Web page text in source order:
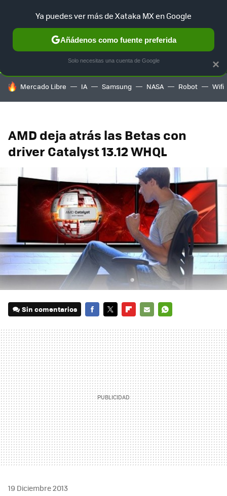
SELECCIÓN GAMING HOME AUTO TERRITORIO
HOY SE HABLA DE
Mercado Libre IA Samsung NASA Robot Wifi
AMD deja atrás las Betas con
driver Catalyst 13.12 WHQL
Sin comentarios
MAIL
19 Diciembre 2013
×
Ya puedes ver más de Xataka MX en Google
Añádenos como fuente preferida
Solo necesitas una cuenta de Google